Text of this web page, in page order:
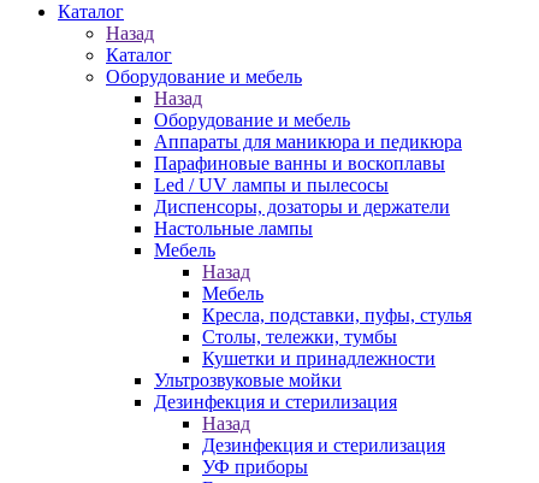
Каталог
Назад
Каталог
Оборудование и мебель
Назад
Оборудование и мебель
Аппараты для маникюра и педикюра
Парафиновые ванны и воскоплавы
Led / UV лампы и пылесосы
Диспенсоры, дозаторы и держатели
Настольные лампы
Мебель
Назад
Мебель
Кресла, подставки, пуфы, стулья
Столы, тележки, тумбы
Кушетки и принадлежности
Ультрозвуковые мойки
Дезинфекция и стерилизация
Назад
Дезинфекция и стерилизация
УФ приборы